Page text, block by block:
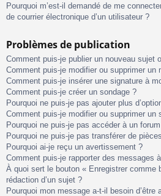
Pourquoi m’est-il demandé de me
de courrier électronique d’un utilisateur ?
Problèmes de publication
Comment puis-je publier un nouveau sujet
Comment puis-je modifier ou supprimer un
Comment puis-je insérer une signature à
Comment puis-je créer un sondage ?
Pourquoi ne puis-je pas ajouter plus
Comment puis-je modifier ou supprimer un
Pourquoi ne puis-je pas accéder à un
Pourquoi ne puis-je pas transférer de
Pourquoi ai-je reçu un avertissement ?
Comment puis-je rapporter des messages
À quoi sert le bouton « Enregistrer comme
rédaction d’un sujet ?
Pourquoi mon message a-t-il besoin d’être